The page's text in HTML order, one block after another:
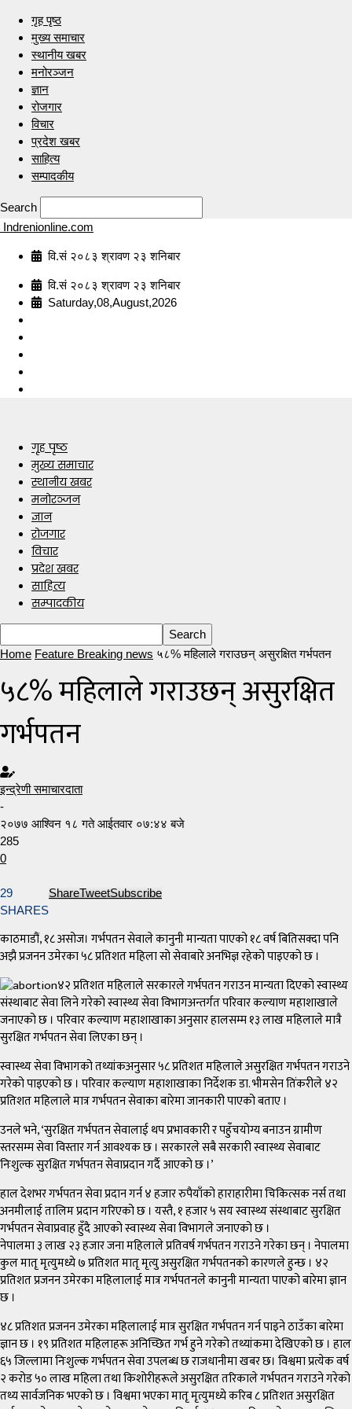
गृह पृष्ठ
मुख्य समाचार
स्थानीय खबर
मनोरञ्जन
ज्ञान
रोजगार
विचार
प्रदेश खबर
साहित्य
सम्पादकीय
Search
Indrenionline.com
वि.सं २०८३ श्रावण २३ शनिबार
वि.सं २०८३ श्रावण २३ शनिबार
Saturday,08,August,2026
गृह पृष्ठ
मुख्य समाचार
स्थानीय खबर
मनोरञ्जन
ज्ञान
रोजगार
विचार
प्रदेश खबर
साहित्य
सम्पादकीय
Home Feature Breaking news ५८% महिलाले गराउछन् असुरक्षित गर्भपतन
५८% महिलाले गराउछन् असुरक्षित
गर्भपतन
इन्द्रेणी समाचारदाता
-
२०७७ आश्विन १८ गते आईतवार ०७:४४ बजे
285
0
29
SHARES
ShareTweetSubscribe
काठमाडौं, १८ असोज। गर्भपतन सेवाले कानुनी मान्यता पाएको १८ वर्ष बितिसक्दा पनि
अझै प्रजनन उमेरका ५८ प्रतिशत महिला सो सेवाबारे अनभिज्ञ रहेको पाइएको छ ।
४२ प्रतिशत महिलाले सरकारले गर्भपतन गराउन मान्यता दिएको स्वास्थ्य
संस्थाबाट सेवा लिने गरेको स्वास्थ्य सेवा विभागअन्तर्गत परिवार कल्याण महाशाखाले
जनाएको छ । परिवार कल्याण महाशाखाका अनुसार हालसम्म १३ लाख महिलाले मात्रै
सुरक्षित गर्भपतन सेवा लिएका छन् ।
स्वास्थ्य सेवा विभागको तथ्यांकअनुसार ५८ प्रतिशत महिलाले असुरक्षित गर्भपतन गराउने
गरेको पाइएको छ । परिवार कल्याण महाशाखाका निर्देशक डा. भीमसेन तिंकरीले ४२
प्रतिशत महिलाले मात्र गर्भपतन सेवाका बारेमा जानकारी पाएको बताए ।
उनले भने, ‘सुरक्षित गर्भपतन सेवालाई थप प्रभावकारी र पहुँचयोग्य बनाउन ग्रामीण
स्तरसम्म सेवा विस्तार गर्न आवश्यक छ । सरकारले सबै सरकारी स्वास्थ्य सेवाबाट
निःशुल्क सुरक्षित गर्भपतन सेवाप्रदान गर्दै आएको छ ।’
हाल देशभर गर्भपतन सेवा प्रदान गर्न ४ हजार रुपैयाँको हाराहारीमा चिकित्सक नर्स तथा
अनमीलाई तालिम प्रदान गरिएको छ । यस्तै, १ हजार ५ सय स्वास्थ्य संस्थाबाट सुरक्षित
गर्भपतन सेवाप्रवाह हुँदै आएको स्वास्थ्य सेवा विभागले जनाएको छ ।
नेपालमा ३ लाख २३ हजार जना महिलाले प्रतिवर्ष गर्भपतन गराउने गरेका छन् । नेपालमा
कुल मातृ मृत्युमध्ये ७ प्रतिशत मातृ मृत्यु असुरक्षित गर्भपतनको कारणले हुन्छ । ४२
प्रतिशत प्रजनन उमेरका महिलालाई मात्र गर्भपतनले कानुनी मान्यता पाएको बारेमा ज्ञान
छ ।
४८ प्रतिशत प्रजनन उमेरका महिलालाई मात्र सुरक्षित गर्भपतन गर्न पाइने ठाउँका बारेमा
ज्ञान छ । १९ प्रतिशत महिलाहरू अनिच्छित गर्भ हुने गरेको तथ्यांकमा देखिएको छ । हाल
६५ जिल्लामा निःशुल्क गर्भपतन सेवा उपलब्ध छ राजधानीमा खबर छ। विश्वमा प्रत्येक वर्ष
२ करोड ५० लाख महिला तथा किशोरीहरूले असुरक्षित तरिकाले गर्भपतन गराउने गरेको
तथ्य सार्वजनिक भएको छ । विश्वमा भएका मातृ मृत्युमध्ये करिब ८ प्रतिशत असुरक्षित